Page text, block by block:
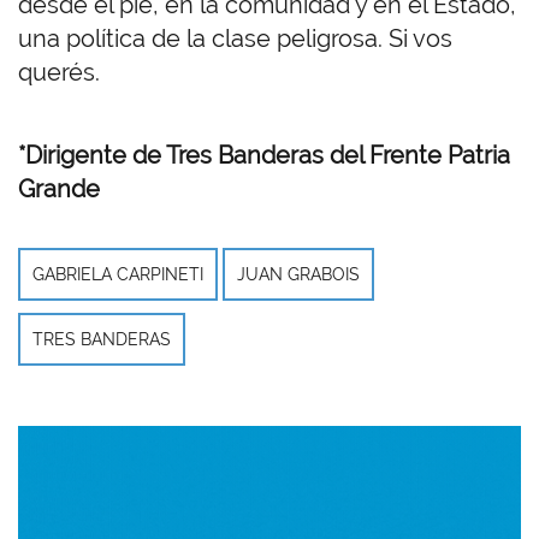
una política de la clase peligrosa. Si vos
querés.
*Dirigente de Tres Banderas del Frente Patria
Grande
GABRIELA CARPINETI JUAN GRABOIS
TRES BANDERAS